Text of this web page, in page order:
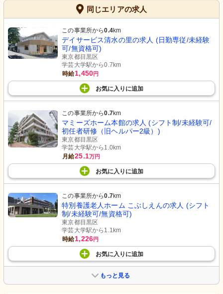
同じエリアの求人
この事業所から0.4km
デイサービス清水の里の求人 (日勤専従/未経験
可/無資格可)
東京都目黒区
学芸大学駅から0.7km
時給1,450円
お気に入り に追加
この事業所から0.7km
マミーズホーム本館の求人 (シフト制/未経験可/
初任者研修（旧ヘルパー2級）)
東京都目黒区
学芸大学駅から1.0km
月給25.1万円
お気に入り に追加
この事業所から0.7km
特別養護老人ホーム こぶしえんの求人 (シフト
制/未経験可/無資格可)
東京都目黒区
学芸大学駅から1.1km
時給1,226円
お気に入り に追加
もっと見る